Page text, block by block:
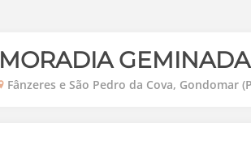
MORADIA
Fânzeres e São Pedro da Cova, Gondomar